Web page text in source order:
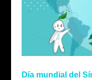
Día mundial del